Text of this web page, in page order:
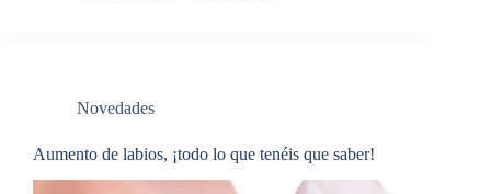
Novedades
Aumento de labios, ¡todo lo que tenéis que saber!